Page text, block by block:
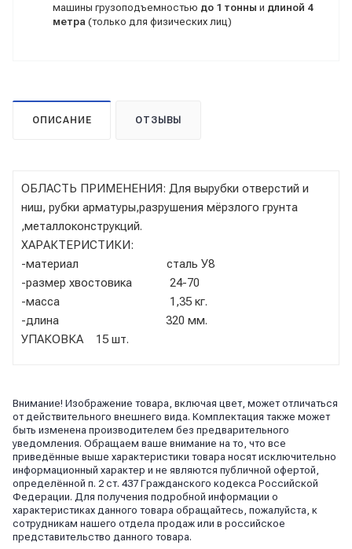
машины грузоподъемностью до 1 тонны и длиной 4
метра (только для физических лиц)
ОПИСАНИЕ ОТЗЫВЫ
ОБЛАСТЬ ПРИМЕНЕНИЯ: Для вырубки отверстий и
ниш, рубки арматуры,разрушения мёрзлого грунта
,металлоконструкций.
ХАРАКТЕРИСТИКИ:
-материал сталь У8
-размер хвостовика 24-70
-масса 1,35 кг.
-длина 320 мм.
УПАКОВКА 15 шт.
Внимание! Изображение товара, включая цвет, может отличаться
от действительного внешнего вида. Комплектация также может
быть изменена производителем без предварительного
уведомления. Обращаем ваше внимание на то, что все
приведённые выше характеристики товара носят исключительно
информационный характер и не являются публичной офертой,
определённой п. 2 ст. 437 Гражданского кодекса Российской
Федерации. Для получения подробной информации о
характеристиках данного товара обращайтесь, пожалуйста, к
сотрудникам нашего отдела продаж или в российское
представительство данного товара.